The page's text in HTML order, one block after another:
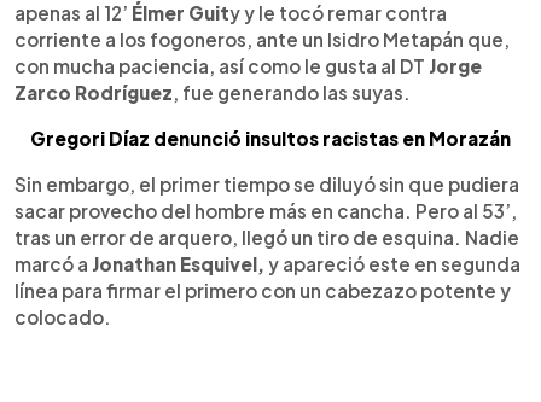
apenas al 12’ Élmer Guity y le tocó remar contra
corriente a los fogoneros, ante un Isidro Metapán que,
con mucha paciencia, así como le gusta al DT Jorge
Zarco Rodríguez, fue generando las suyas.
Gregori Díaz denunció insultos racistas en Morazán
Sin embargo, el primer tiempo se diluyó sin que pudiera
sacar provecho del hombre más en cancha. Pero al 53’,
tras un error de arquero, llegó un tiro de esquina. Nadie
marcó a Jonathan Esquivel, y apareció este en segunda
línea para firmar el primero con un cabezazo potente y
colocado.